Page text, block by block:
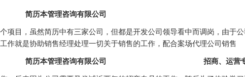
简历本管理咨询有限公司
项目，虽然简历中有三家公司，但都是开发公司领导看中而调岗，由于
作就是协助销售经理处理一切关于销售的工作，配合案场代理公司销售
简历本管理咨询有限公司 招商、运营